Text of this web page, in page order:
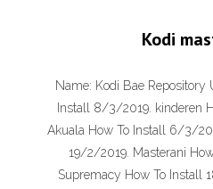
Kodi
Name: Kodi Bae Repository
Install 8/3/2019. kinderen
Akuala How To Install 6/3/
19/2/2019. Masterani
Supremacy How To Install